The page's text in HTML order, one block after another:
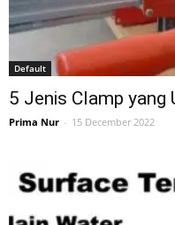
Default
5 Jenis Clamp yang
Prima Nur - 15 December 2022